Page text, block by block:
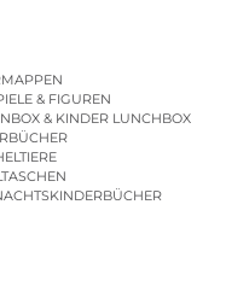
& FIGUREN
& KINDER LUNCHBOX